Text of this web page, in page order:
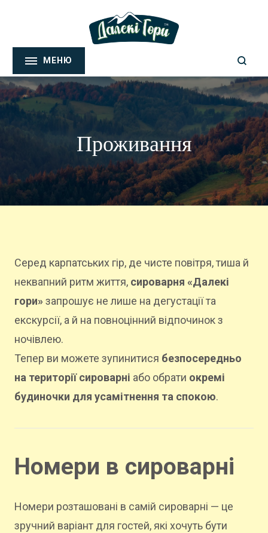
Далекі Гори
Біле золото Карпат
Проживання
Серед карпатських гір, де чисте повітря, тиша й
неквапний ритм життя, сироварня «Далекі
гори»запрошує не лише на дегустації та
екскурсії, а й на повноцінний відпочинок з
ночівлею.
Тепер ви можете зупинитися безпосередньо
на території сироварні або обрати окремі
будиночки для усамітнення та спокою.
Номери в сироварні
Номери розташовані в самій сироварні — це
зручний варіант для гостей, які хочуть бути